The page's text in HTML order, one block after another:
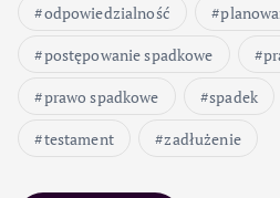
odpowiedzialność
postępowanie spadkowe
prawo spadkowe
spadek
testament
zadłużenie